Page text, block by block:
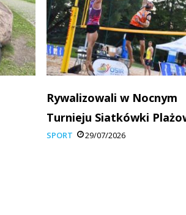
Rywalizowali w Nocnym
Turnieju Siatkówki
SPORT 29/07/2026